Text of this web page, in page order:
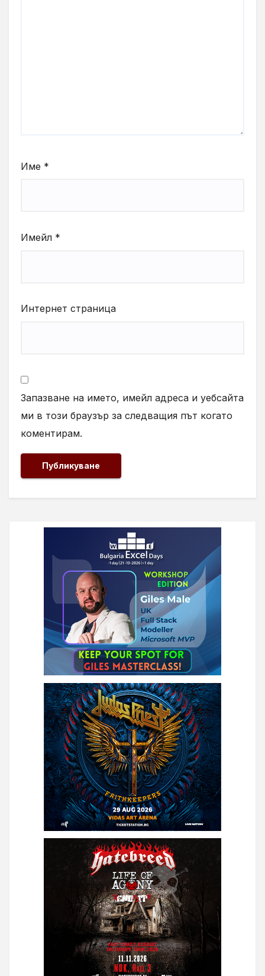
Име *
Имейл *
Интернет страница
Запазване на името, имейл адреса и уебсайта
ми в този браузър за следващия път когато
коментирам.